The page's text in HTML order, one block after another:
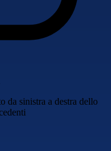
da sinistra a destra dello